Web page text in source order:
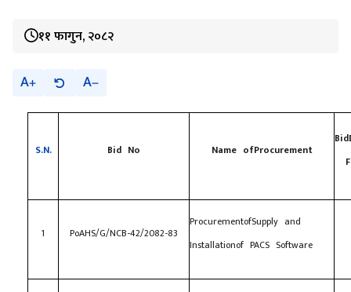
११ फागुन, २०८२
A A
S.N. Bid No Name ofProcurement
1 PoAHS/G/NCB-42/2082-83
ProcurementofSupply and
Installationof PACS Software